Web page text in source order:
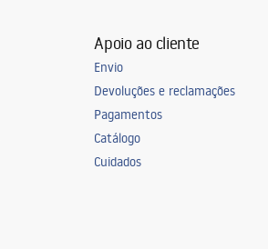
Apoio ao cliente
Envio
Devoluções e reclamações
Pagamentos
Catálogo
Cuidados